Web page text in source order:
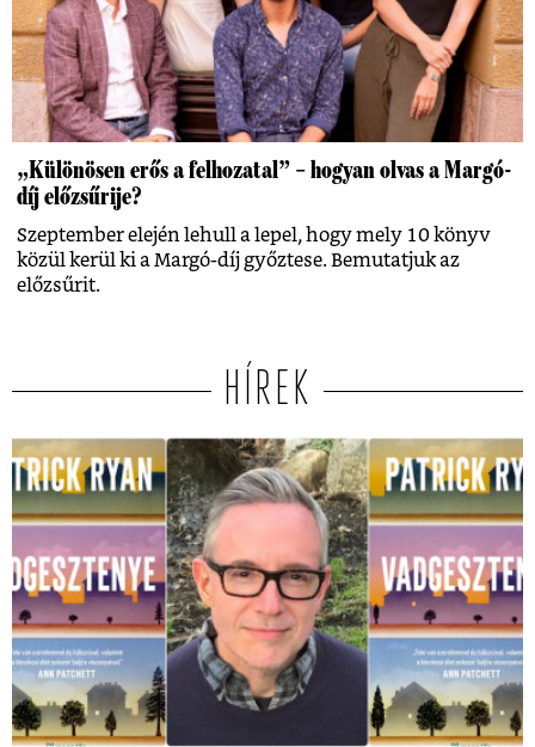
„Különösen erős a felhozatal” – hogyan olvas a Margó-
díj előzsűrije?
Szeptember elején lehull a lepel, hogy mely 10 könyv
közül kerül ki a Margó-díj győztese. Bemutatjuk az
előzsűrit.
HÍREK